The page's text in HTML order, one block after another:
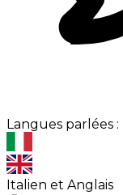
Langues parlées :
Italien et Anglais